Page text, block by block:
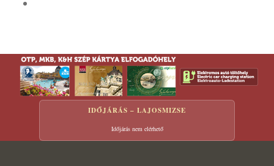
IDŐJÁRÁS – LAJOSMIZSE
Időjárás nem elérhető